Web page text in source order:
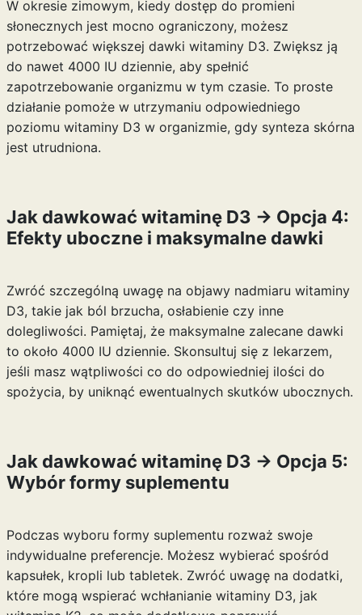
W okresie zimowym, kiedy dostęp do promieni
słonecznych jest mocno ograniczony, możesz
potrzebować większej dawki witaminy D3. Zwiększ ją
do nawet 4000 IU dziennie, aby spełnić
zapotrzebowanie organizmu w tym czasie. To proste
działanie pomoże w utrzymaniu odpowiedniego
poziomu witaminy D3 w organizmie, gdy synteza skórna
jest utrudniona.
Jak dawkować witaminę D3 -> Opcja 4:
Efekty uboczne i maksymalne dawki
Zwróć szczególną uwagę na objawy nadmiaru witaminy
D3, takie jak ból brzucha, osłabienie czy inne
dolegliwości. Pamiętaj, że maksymalne zalecane dawki
to około 4000 IU dziennie. Skonsultuj się z lekarzem,
jeśli masz wątpliwości co do odpowiedniej ilości do
spożycia, by uniknąć ewentualnych skutków ubocznych.
Jak dawkować witaminę D3 -> Opcja 5:
Wybór formy suplementu
Podczas wyboru formy suplementu rozważ swoje
indywidualne preferencje. Możesz wybierać spośród
kapsułek, kropli lub tabletek. Zwróć uwagę na dodatki,
które mogą wspierać wchłanianie witaminy D3, jak